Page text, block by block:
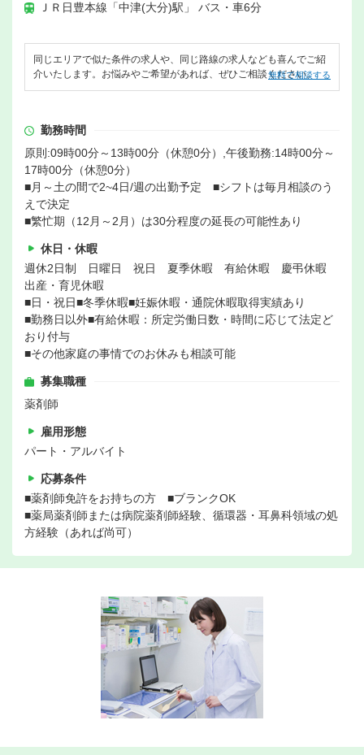
ＪＲ日豊本線「中津(大分)駅」 バス・車6分
同じエリアで似た条件の求人や、同じ路線の求人なども喜んでご紹
介いたします。お悩みやご希望があれば、ぜひご相談ください。
無料で相談する
勤務時間
原則:09時00分～13時00分（休憩0分）,午後勤務:14時00分～
17時00分（休憩0分）
■月～土の間で2~4日/週の出勤予定 ■シフトは毎月相談のう
えで決定
■繁忙期（12月～2月）は30分程度の延長の可能性あり
休日・休暇
週休2日制 日曜日 祝日 夏季休暇 有給休暇 慶弔休暇
出産・育児休暇
■日・祝日■冬季休暇■妊娠休暇・通院休暇取得実績あり
■勤務日以外■有給休暇：所定労働日数・時間に応じて法定ど
おり付与
■その他家庭の事情でのお休みも相談可能
募集職種
薬剤師
雇用形態
パート・アルバイト
応募条件
■薬剤師免許をお持ちの方 ■ブランクOK
■薬局薬剤師または病院薬剤師経験、循環器・耳鼻科領域の処
方経験（あれば尚可）